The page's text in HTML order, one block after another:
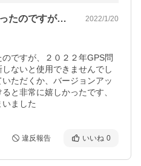
商品はすぐに届いてよかったのですが、２… 2022/1/20
ですが、２０２２年GPS問
ないと使用できませんでし
ただくか、バージョンアッ
と非常に嬉しかったです、
ました
違反報告 いいね 0